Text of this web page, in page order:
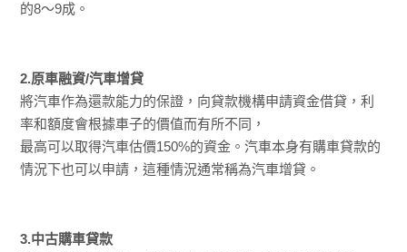
的8～9成。
2.原車融資/汽車增貸
將汽車作為還款能力的保證，向貸款機構申請資金借貸，利
率和額度會根據車子的價值而有所不同，
最高可以取得汽車估價150%的資金。汽車本身有購車貸款的
情況下也可以申請，這種情況通常稱為汽車增貸。
3.中古購車貸款